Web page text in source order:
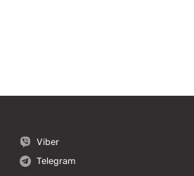
Viber
Telegram